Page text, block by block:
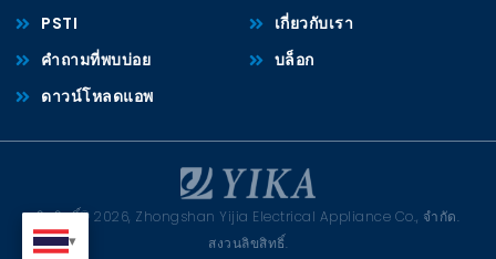
PSTI
คำถามที่พบบ่อย
ดาวน์โหลดแอพ
เกี่ยวกับเรา
บล็อก
ลิขสิทธิ์© 2026, Zhongshan Yijia Electrical Appliance Co., จำกัด.
สงวนลิขสิทธิ์.